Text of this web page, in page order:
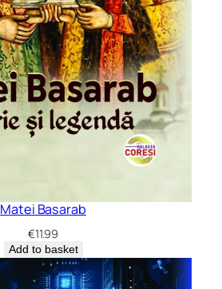
Matei Basarab
€11.99
Add to basket